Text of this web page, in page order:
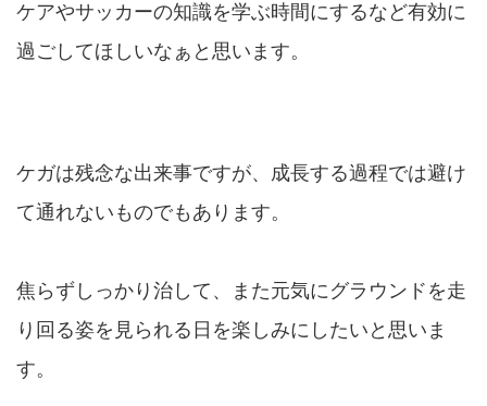
ケアやサッカーの知識を学ぶ時間にするなど有効に
過ごしてほしいなぁと思います。
ケガは残念な出来事ですが、成長する過程では避け
て通れないものでもあります。
焦らずしっかり治して、また元気にグラウンドを走
り回る姿を見られる日を楽しみにしたいと思いま
す。